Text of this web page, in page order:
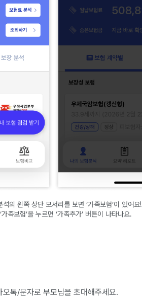
석의 왼쪽 상단 모서리를 보면 ‘가족보험’이 있어요!
가족보험’을 누르면 ‘가족추가’ 버튼이 나타나요.
톡/문자로 부모님을 초대해주세요.